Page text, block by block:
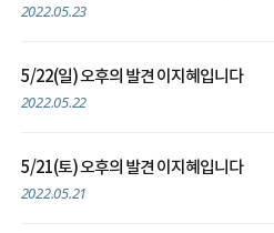
2022.05.23
5/22(일) 오후의 발견 이지혜입니다
2022.05.22
5/21(토) 오후의 발견 이지혜입니다
2022.05.21